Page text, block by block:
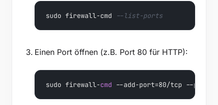
sudo firewall-cmd --list-ports
Einen Port öffnen (z.B. Port 80 für HTTP):
sudo firewall-cmd --add-port=80/tcp --